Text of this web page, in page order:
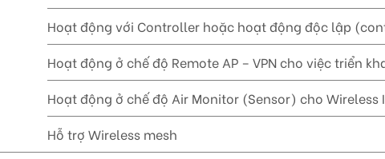
Hoạt động với Controller hoặc hoạt động độc lập
Hoạt động ở chế độ Remote AP – VPN cho việc triển
Hoạt động ở chế độ Air Monitor (Sensor) cho Wireless
Hỗ trợ Wireless mesh